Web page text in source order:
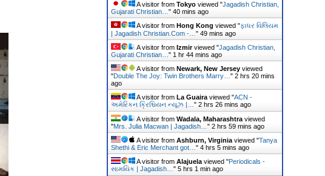
A visitor from Tokyoviewed "Jagadish Christian,
Gujarati Christian… " 40 mins ago
A visitor from Hong Kong viewed "ફાધર વિલિયમ
| Jagadish Christian.Com -… " 49 mins ago
A visitor from Izmirviewed "Jagadish Christian,
Gujarati Christian… " 1 hr 44 mins ago
A visitor from Newark, New Jerseyviewed
"Double The Joy: Twin Brothers Marry… " 2 hrs 20 mins
ago
A visitor from La Guairaviewed "ACN -
અમેરિકન ક્રિશ્ચિયન ન્યૂઝ |… " 2 hrs 26 mins ago
A visitor from Wadala, Maharashtraviewed
"Mrs. Julia Macwan | Jagadish… " 2 hrs 59 mins ago
A visitor from Ashburn, Virginiaviewed "Tanya
Shethi & Eric Merchant got… " 4 hrs 5 mins ago
A visitor from Alajuelaviewed "Periodicals -
સામયિક | Jagadish… " 5 hrs 1 min ago